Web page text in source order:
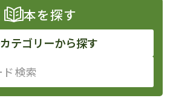
本を探す
カテゴリーから探す